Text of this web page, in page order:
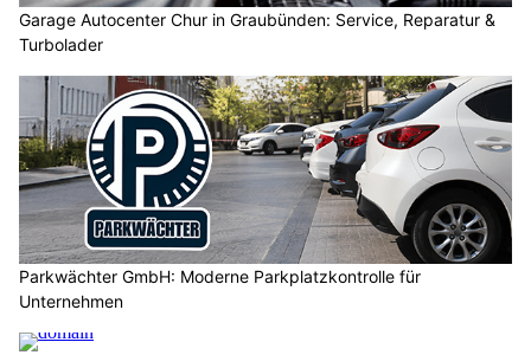
Garage Autocenter Chur in Graubünden: Service, Reparatur &
Turbolader
Parkwächter GmbH: Moderne Parkplatzkontrolle für
Unternehmen